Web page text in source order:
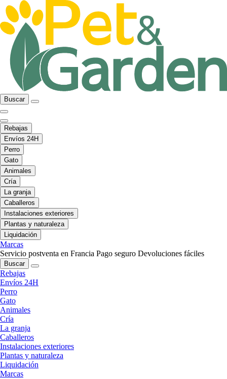
Buscar
Rebajas
Envíos 24H
Perro
Gato
Animales
Cría
La granja
Caballeros
Instalaciones exteriores
Plantas y naturaleza
Liquidación
Marcas
Servicio postventa en Francia Pago seguro Devoluciones fáciles
Buscar
Rebajas
Envíos 24H
Perro
Gato
Animales
Cría
La granja
Caballeros
Instalaciones exteriores
Plantas y naturaleza
Liquidación
Marcas